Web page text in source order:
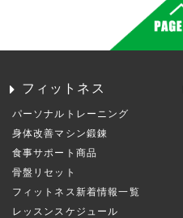
フィットネス
パーソナルトレーニング
身体改善マシン鍛錬
食事サポート商品
骨盤リセット
フィットネス新着情報一覧
レッスンスケジュール